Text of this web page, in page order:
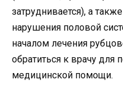
затруднивается), а
нарушения половой
началом лечения
обратиться к врачу для
медицинской помощи.